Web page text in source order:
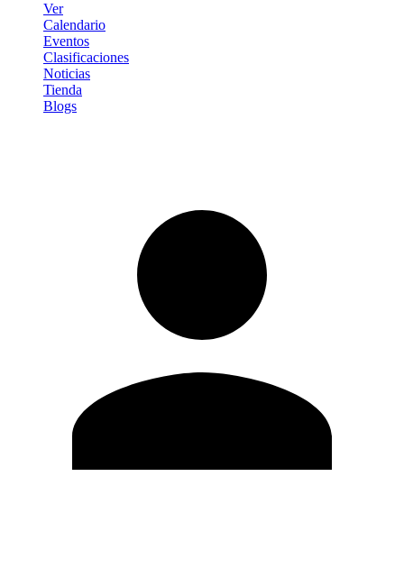
Ver
Calendario
Eventos
Clasificaciones
Noticias
Tienda
Blogs